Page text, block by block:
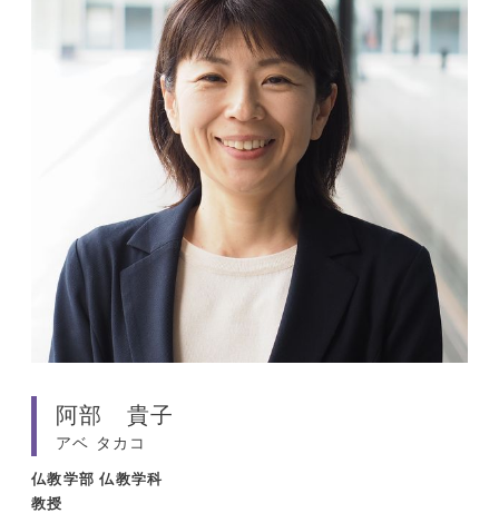
阿部 貴子
アベ タカコ
仏教学部仏教学科
教授